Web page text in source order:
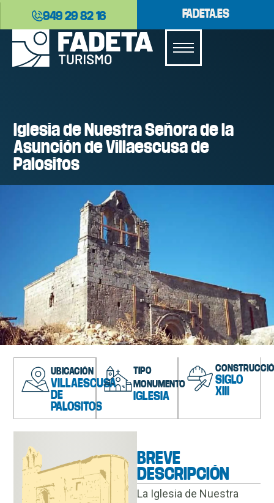
949 29 82 16 FADETA.ES
Iglesia de Nuestra Señora de la
Asunción de Villaescusa de
Palositos
UBICACIÓN
VILLAESCUSA
DE
PALOSITOS
TIPO
MONUMENTO
IGLESIA
SIGLO
XIII
BREVE
DESCRIPCIÓN
La Iglesia de Nuestra